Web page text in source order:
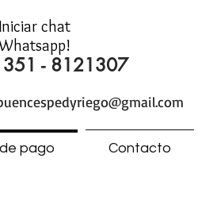
351 - 8121307
Iniciar chat
pago Contacto